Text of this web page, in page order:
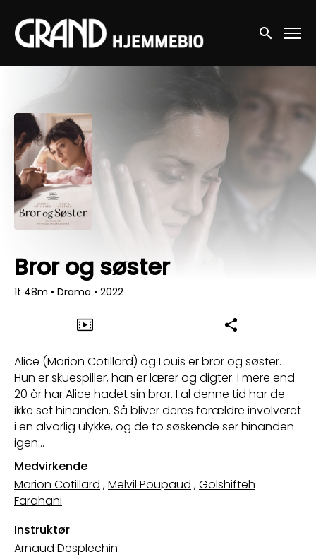
Accessibility Links
Søg nu
Bror og søster
1t 48m • Drama • 2022
Alice (Marion Cotillard) og Louis er bror og søster.
Hun er skuespiller, han er lærer og digter. I mere end
20 år har Alice hadet sin bror. I al denne tid har de
ikke set hinanden. Så bliver deres forældre involveret
i en alvorlig ulykke, og de to søskende ser hinanden
igen…
Medvirkende
Marion Cotillard ,Melvil Poupaud ,Golshifteh
Farahani
Instruktør
Arnaud Desplechin